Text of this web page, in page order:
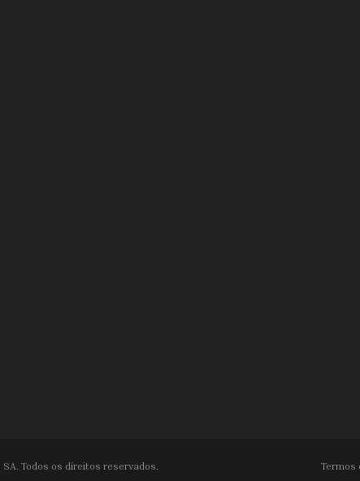
Todos os direitos reservados.
Termos